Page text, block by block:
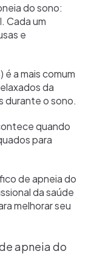
do sono:
Cada um
e
a mais comum
da
durante o sono.
quando
para
de apneia do
da saúde
melhorar seu
apneia do